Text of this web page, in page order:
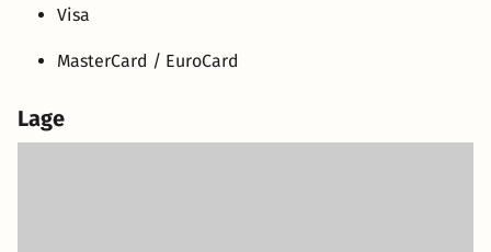
Visa
MasterCard / EuroCard
Lage